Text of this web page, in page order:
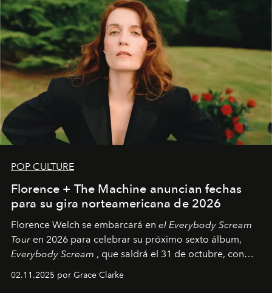
POP CULTURE
Florence + The Machine anuncian fechas
para su gira norteamericana de 2026
Florence Welch se embarcará en el Everybody Scream
Tour en 2026 para celebrar su próximo sexto álbum,
Everybody Scream , que saldrá el 31 de octubre, con
fechas en Norteamérica a partir de abril del próximo
02.11.2025 por Grace Clarke